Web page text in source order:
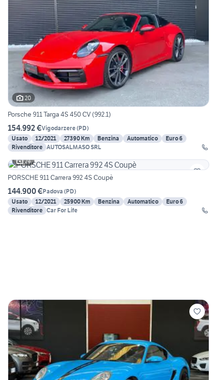
20
Porsche 911 Targa 4S 450 CV (992.1)
154.992 €Vigodarzere(PD)
Usato
12/2021 27390 Km Benzina Automatico
Euro 6
Rivenditore AUTOSALMASO SRL
24
PORSCHE 911 Carrera 992 4S Coupè
144.900 €Padova (PD)
Usato
12/2021 25900 Km Benzina Automatico
Euro 6
Rivenditore Car For Life